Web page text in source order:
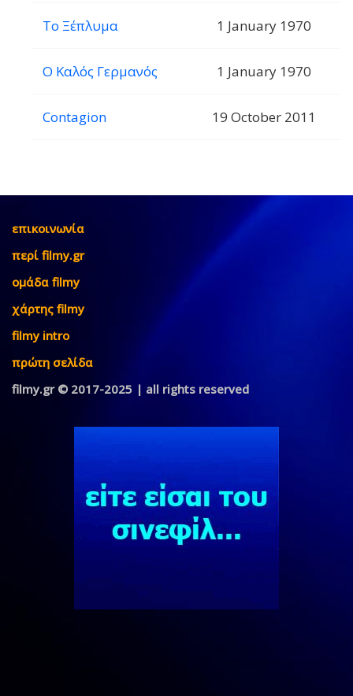
Το Ξέπλυμα 1 January 1970
Ο Καλός Γερμανός 1 January 1970
Contagion 19 October 2011
επικοινωνία
περί filmy.gr
ομάδα filmy
χάρτης filmy
filmy intro
πρώτη σελίδα
filmy.gr © 2017-2025 | all rights reserved